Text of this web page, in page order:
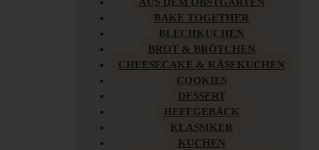
AUS DEM OBSTGARTEN
BAKE TOGETHER
BLECHKUCHEN
BROT & BRÖTCHEN
CHEESECAKE & KÄSEKUCHEN
COOKIES
DESSERT
HEFEGEBÄCK
KLASSIKER
KUCHEN